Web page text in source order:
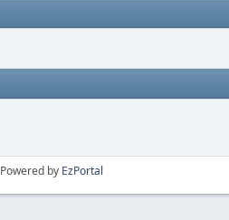
Powered by EzPortal